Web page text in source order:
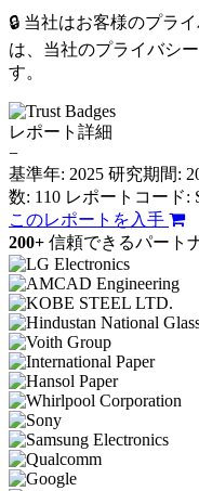
🔒 当社はお客様のプラ
は、当社のプライバシ
す。
レポート詳細
−
基準年: 2025 研究期間:
数: 110 レポートコード:
このレポートを入手
200+ 信頼できるパート